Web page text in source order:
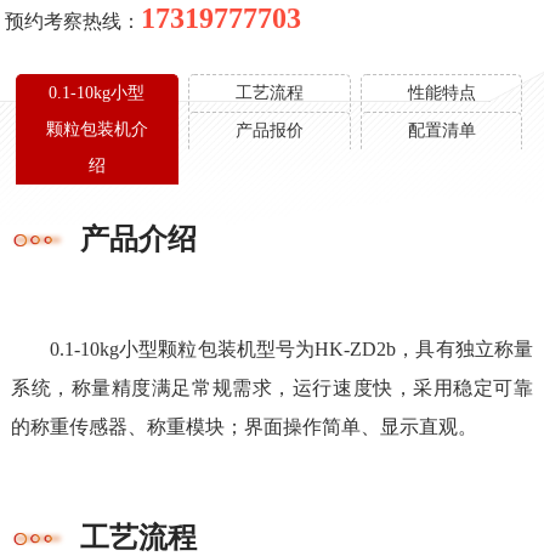
预约考察热线： 17319777703
0.1-10kg小型
颗粒包装机介
绍
工艺流程 性能特点
产品报价 配置清单
产品介绍
0.1-10kg小型颗粒包装机型号为HK-ZD2b，具有独立称量
系统，称量精度满足常规需求，运行速度快，采用稳定可靠
的称重传感器、称重模块；界面操作简单、显示直观。
工艺流程